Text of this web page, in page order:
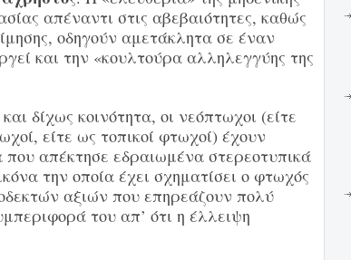
απέναντι στις αβεβαιότητες, καθώς
οδηγούν αμετάκλητα σε έναν
και την «κουλτούρα αλληλεγγύης της
δίχως κοινότητα, οι νεόπτωχοι (είτε
είτε ως τοπικοί φτωχοί) έχουν
που απέκτησε εδραιωμένα στερεοτυπικά
την οποία έχει σχηματίσει ο φτωχός
αξιών που επηρεάζουν πολύ
του απ’ ότι η έλλειψη